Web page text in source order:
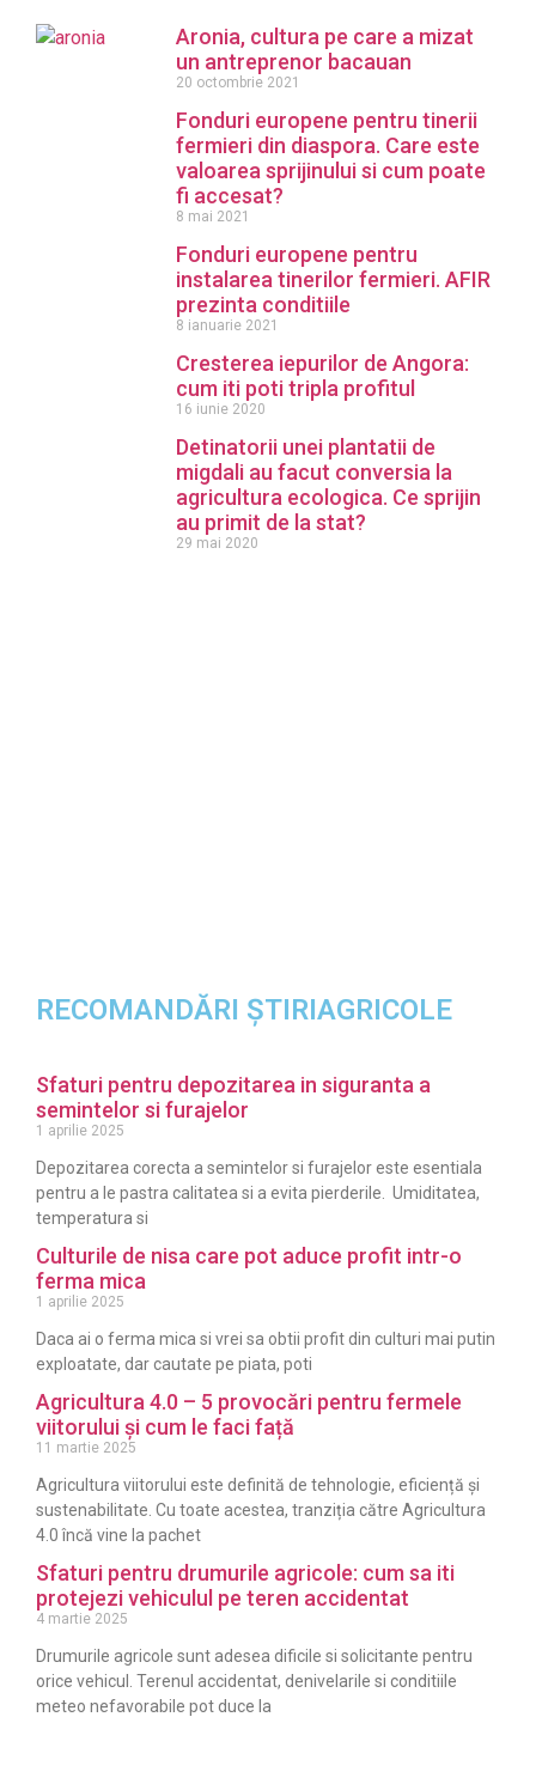
Aronia, cultura pe care a mizat
un antreprenor bacauan
20 octombrie 2021
Fonduri europene pentru tinerii
fermieri din diaspora. Care este
valoarea sprijinului si cum poate
fi accesat?
8 mai 2021
Fonduri europene pentru
instalarea tinerilor fermieri. AFIR
prezinta conditiile
8 ianuarie 2021
Cresterea iepurilor de Angora:
cum iti poti tripla profitul
16 iunie 2020
Detinatorii unei plantatii de
migdali au facut conversia la
agricultura ecologica. Ce sprijin
au primit de la stat?
29 mai 2020
RECOMANDĂRI ȘTIRIAGRICOLE
Sfaturi pentru depozitarea in siguranta a
semintelor si furajelor
1 aprilie 2025
Depozitarea corecta a semintelor si furajelor este esentiala
pentru a le pastra calitatea si a evita pierderile. Umiditatea,
temperatura si
Culturile de nisa care pot aduce profit intr-o
ferma mica
1 aprilie 2025
Daca ai o ferma mica si vrei sa obtii profit din culturi mai putin
exploatate, dar cautate pe piata, poti
Agricultura 4.0 – 5 provocări pentru fermele
viitorului și cum le faci față
11 martie 2025
Agricultura viitorului este definită de tehnologie, eficiență și
sustenabilitate. Cu toate acestea, tranziția către Agricultura
4.0 încă vine la pachet
Sfaturi pentru drumurile agricole: cum sa iti
protejezi vehiculul pe teren accidentat
4 martie 2025
Drumurile agricole sunt adesea dificile si solicitante pentru
orice vehicul. Terenul accidentat, denivelarile si conditiile
meteo nefavorabile pot duce la